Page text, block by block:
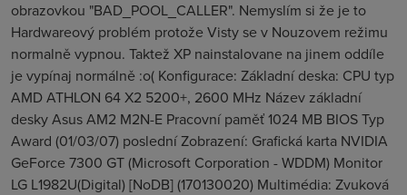
obrazovkou "BAD_POOL_CALLER". Nemyslím si že je to
Hardwareový problém protože Visty se v Nouzovem režimu
normalně vypnou. Taktež XP nainstalovane na jinem oddíle
je vypínaj normálně :o( Konfigurace: Základní deska: CPU typ
AMD ATHLON 64 X2 5200+, 2600 MHz Název základní
desky Asus AM2 M2N-E Pracovní paměť 1024 MB BIOS Typ
Award (01/03/07) poslední Zobrazení: Grafická karta NVIDIA
GeForce 7300 GT (Microsoft Corporation - WDDM) Monitor
LG L1982U(Digital) [NoDB] (170130020) Multimédia: Zvuková